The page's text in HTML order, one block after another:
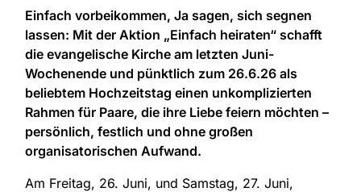
Einfach vorbeikommen, Ja sagen, sich segnen
lassen: Mit der Aktion „Einfach heiraten“ schafft
die evangelische Kirche am letzten Juni-
Wochenende und pünktlich zum 26.6.26 als
beliebtem Hochzeitstag einen unkomplizierten
Rahmen für Paare, die ihre Liebe feiern möchten –
persönlich, festlich und ohne großen
organisatorischen Aufwand.
Am Freitag, 26. Juni, und Samstag, 27. Juni,